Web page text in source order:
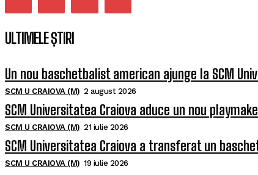
ULTIMELE ȘTIRI
Un nou baschetbalist american ajunge la SCM
SCM U CRAIOVA (M) 2 august 2026
SCM Universitatea Craiova aduce un nou
SCM U CRAIOVA (M) 21 iulie 2026
SCM Universitatea Craiova a transferat un
SCM U CRAIOVA (M) 19 iulie 2026